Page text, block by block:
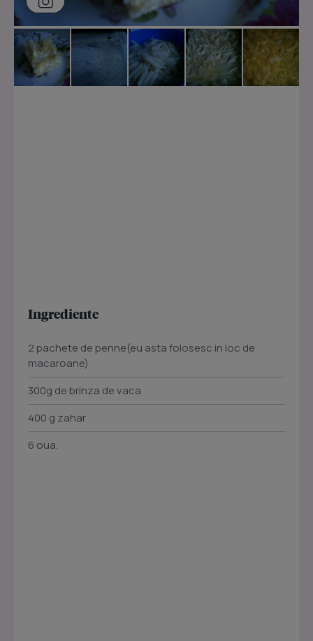
Ingrediente
2 pachete de penne(eu asta folosesc in loc de
macaroane)
300g de brinza de vaca
400 g zahar
6 oua.